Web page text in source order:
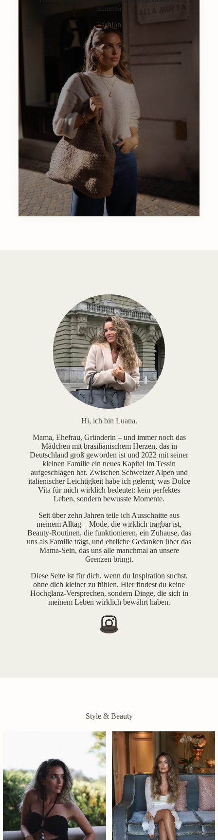
Italianità.
Fashion
Hi, ich bin Luana.
Mama, Ehefrau, Gründerin – und immer noch das
Mädchen mit brasilianischem Herzen, das in
Deutschland groß geworden ist und 2022 mit seiner
kleinen Familie ein neues Kapitel im Tessin
aufgeschlagen hat. Zwischen Schweizer Alpen und
italienischer Leichtigkeit habe ich gelernt, was Dolce
Vita für mich wirklich bedeutet: kein perfektes
Leben, sondern bewusste Momente.
Seit über zehn Jahren teile ich Ausschnitte aus
meinem Alltag – Mode, die wirklich tragbar ist,
Beauty-Routinen, die funktionieren, ein Zuhause, das
uns als Familie trägt, und ehrliche Gedanken über das
Mama-Sein, das uns alle manchmal an unsere
Grenzen bringt.
Diese Seite ist für dich, wenn du Inspiration suchst,
ohne dich kleiner zu fühlen. Hier findest du keine
Hochglanz-Versprechen, sondern Dinge, die sich in
meinem Leben wirklich bewährt haben.
Style & Beauty